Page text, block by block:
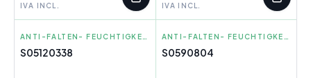
IVA INCL. IVA INCL.
SKIN GENERICS ANTI-FALTEN- FEUCHTIGKEITS CREMES
S05120338
COSRX ANTI-FALTEN- FEUCHTIGKEITS CREMES
S0590804